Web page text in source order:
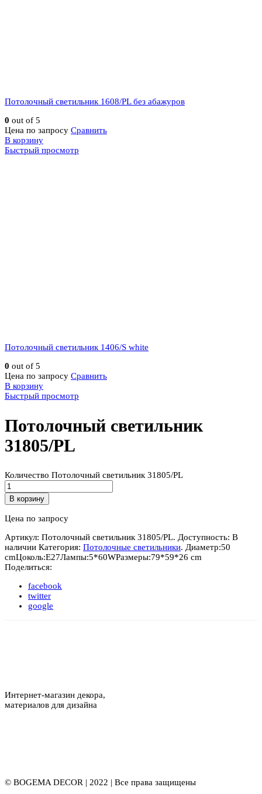
Потолочный светильник 1608/PL без абажуров
0 out of 5
Цена по запросу Сравнить
В корзину
Быстрый просмотр
Потолочный светильник 1406/S white
0 out of 5
Цена по запросу Сравнить
В корзину
Быстрый просмотр
Потолочный светильник
31805/PL
Количество Потолочный светильник 31805/PL
В корзину
Цена по запросу
Артикул: Потолочный светильник 31805/PL. Доступность: В
наличии Категория: Потолочные светильники. Диаметр:50
cmЦоколь:E27Лампы:5*60WРазмеры:79*59*26 cm
Поделиться:
facebook
twitter
google
Интернет-магазин декора,
материалов для дизайна
© BOGEMA DECOR | 2022 | Все права защищены